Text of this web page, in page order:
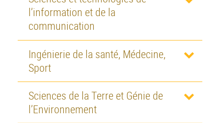
l’information et de la
communication
Ingénierie de la santé, Médecine,
Sport
Sciences de la Terre et Génie de
l’Environnement